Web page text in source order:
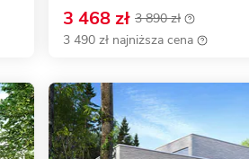
3 468 zł 3 890 zł
3 490 zł najniższa cena